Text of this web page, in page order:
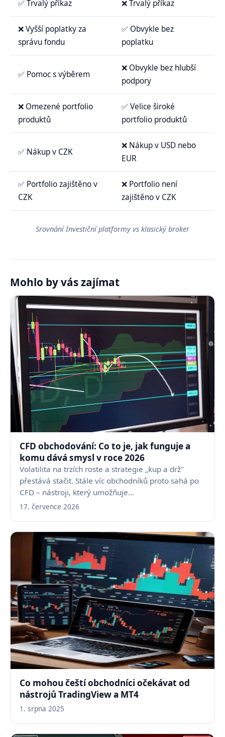
✅ Trvalý příkaz ❌ Trvalý příkaz
❌ Vyšší poplatky za
správu fondu
✅ Obvykle bez
poplatku
✅ Pomoc s výběrem
❌ Obvykle bez hlubší
podpory
❌ Omezené portfolio
produktů
✅ Velice široké
portfolio produktů
✅ Nákup v CZK
❌ Nákup v USD nebo
EUR
✅ Portfolio zajištěno v
CZK
❌ Portfolio není
zajištěno v CZK
Srovnání Investiční platformy vs klasický broker
Mohlo by vás zajímat
CFD obchodování: Co to je, jak funguje a
komu dává smysl v roce 2026
Volatilita na trzích roste a strategie „kup a drž"
přestává stačit. Stále víc obchodníků proto sahá po
CFD – nástroji, který umožňuje…
17. července 2026
Co mohou čeští obchodníci očekávat od
nástrojů TradingView a MT4
1. srpna 2025